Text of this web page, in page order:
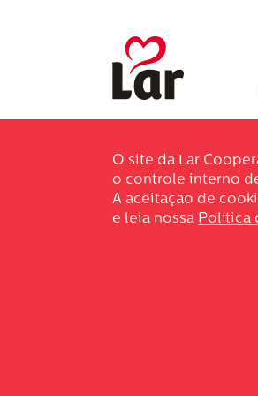
O site da Lar
o controle interno
A aceitação de
e leia nossa Política